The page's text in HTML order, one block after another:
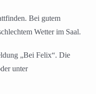
Bei gutem
Wetter im Saal.
„Bei Felix“. Die
unter